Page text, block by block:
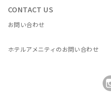
CONTACT US
お問い合わせ
ホテルアメニティのお問い合わせ